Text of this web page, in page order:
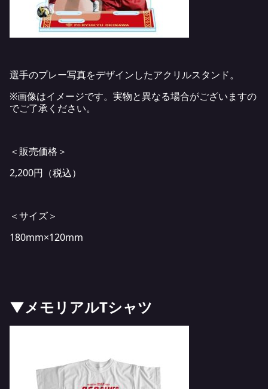
選手のプレー写真をデザインしたアクリルスタンド。
※画像はイメージです。実物と異なる場合がございますの
でご了承ください。
＜販売価格＞
2,200円（税込）
＜サイズ＞
180mm×120mm
▼メモリアルTシャツ